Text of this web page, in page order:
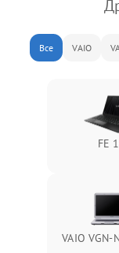
Все VAIO
FE
VAIO VGN-